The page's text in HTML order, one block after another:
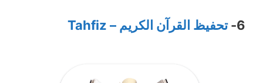
6- تحفيظ القرآن الكريم – Tahfiz